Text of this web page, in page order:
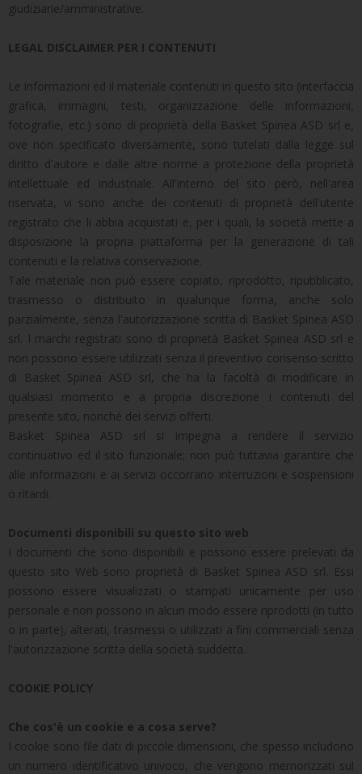
giudiziarie/amministrative.
LEGAL DISCLAIMER PER I CONTENUTI
Le informazioni ed il materiale contenuti in questo sito (interfaccia
grafica, immagini, testi, organizzazione delle informazioni,
fotografie, etc.) sono di proprietà della Basket Spinea ASD srl e,
ove non specificato diversamente, sono tutelati dalla legge sul
diritto d'autore e dalle altre norme a protezione della proprietà
intellettuale ed industriale. All'interno del sito però, nell'area
riservata, vi sono anche dei contenuti di proprietà dell'utente
registrato che li abbia acquistati e, per i quali, la società mette a
disposizione la propria piattaforma per la generazione di tali
contenuti e la relativa conservazione.
Tale materiale non può essere copiato, riprodotto, ripubblicato,
trasmesso o distribuito in qualunque forma, anche solo
parzialmente, senza l'autorizzazione scritta di Basket Spinea ASD
srl. I marchi registrati sono di proprietà Basket Spinea ASD srl e
non possono essere utilizzati senza il preventivo consenso scritto
di Basket Spinea ASD srl, che ha la facoltà di modificare in
qualsiasi momento e a propria discrezione i contenuti del
presente sito, nonché dei servizi offerti.
Basket Spinea ASD srl si impegna a rendere il servizio
continuativo ed il sito funzionale; non può tuttavia garantire che
alle informazioni e ai servizi occorrano interruzioni e sospensioni
o ritardi.
Documenti disponibili su questo sito web
I documenti che sono disponibili e possono essere prelevati da
questo sito Web sono proprietà di Basket Spinea ASD srl. Essi
possono essere visualizzati o stampati unicamente per uso
personale e non possono in alcun modo essere riprodotti (in tutto
o in parte), alterati, trasmessi o utilizzati a fini commerciali senza
l'autorizzazione scritta della società suddetta.
COOKIE POLICY
Che cos'è un cookie e a cosa serve?
I cookie sono file dati di piccole dimensioni, che spesso includono
un numero identificativo univoco, che vengono memorizzati sul